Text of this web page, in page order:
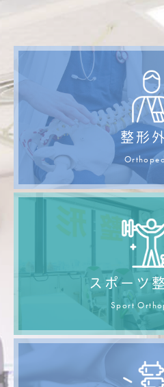
整形
スポーツ
Sport